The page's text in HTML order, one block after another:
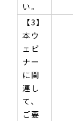
い。
【3】
本ウ
ェビ
ナー
に関
連し
て、
ご要